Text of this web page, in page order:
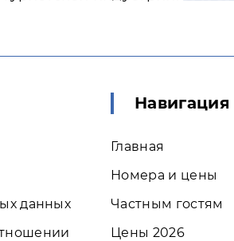
данных
Навигация
Главная
Номера и цены
Частным гостям
Цены 2026